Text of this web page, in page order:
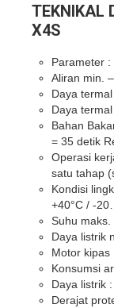
TEKNIKAL
X4S
Parameter :
Aliran min.
Daya
Daya
Bahan
= 35 detik
Operasi
satu tahap
Kondisi
+40°C / -
Suhu
Daya listrik
Motor kipas
Konsumsi
Daya listrik
Derajat